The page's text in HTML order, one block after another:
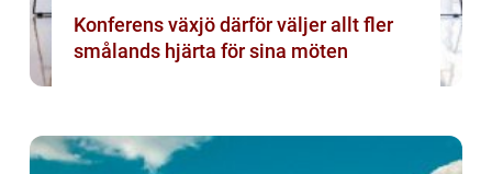
Konferens växjö därför väljer allt fler
smålands hjärta för sina möten